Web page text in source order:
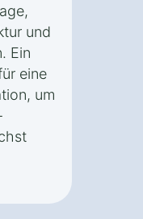
und
Ein
eine
um